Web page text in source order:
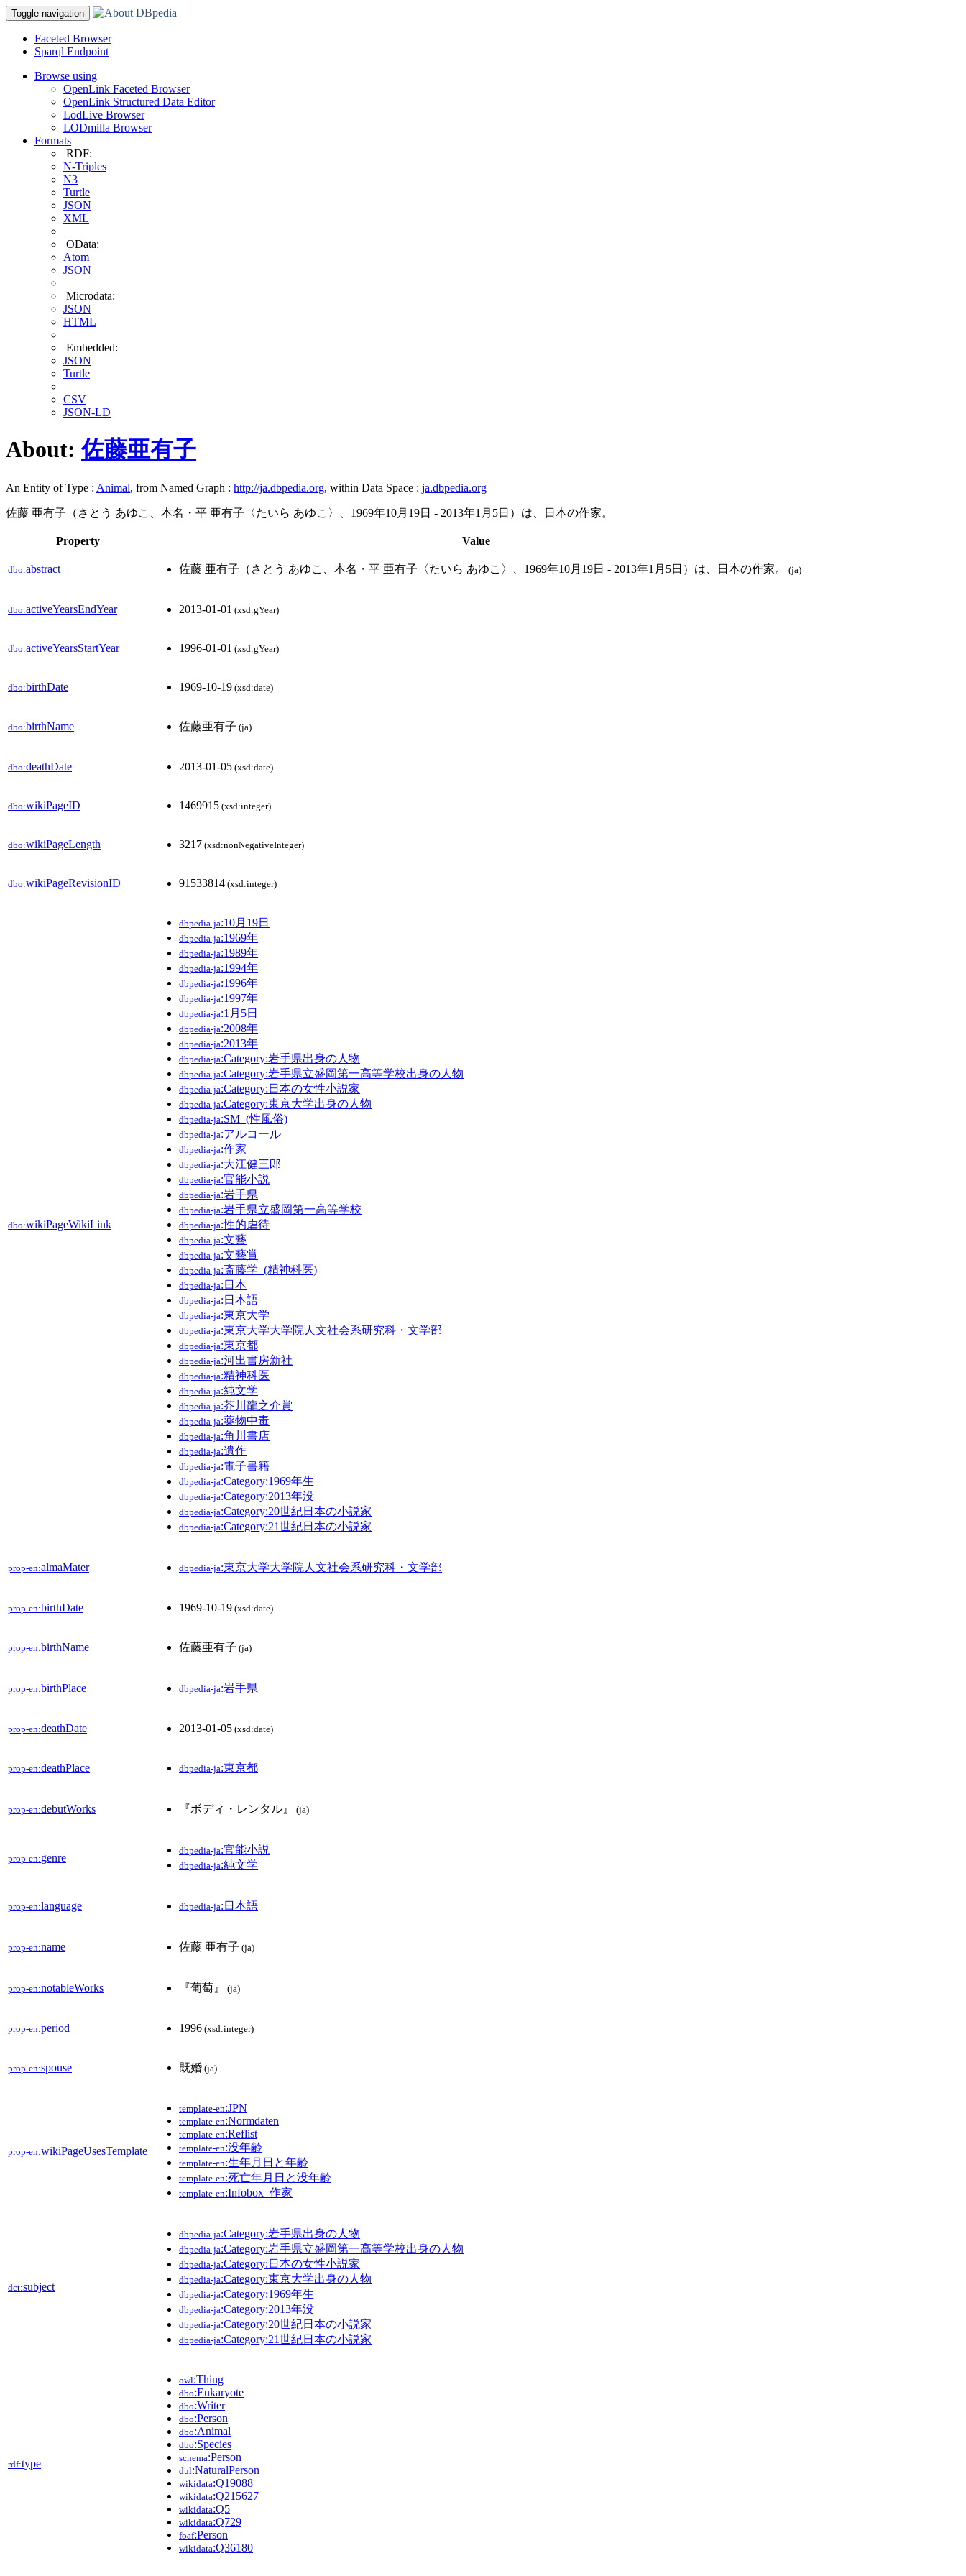
Toggle navigation
Faceted Browser
Sparql Endpoint
Browse using
OpenLink Faceted Browser
OpenLink Structured Data Editor
LodLive Browser
LODmilla Browser
Formats
RDF:
N-Triples
N3
Turtle
JSON
XML
OData:
Atom
JSON
Microdata:
JSON
HTML
Embedded:
JSON
Turtle
CSV
JSON-LD
About:佐藤亜有子
An Entity of Type : Animal, from Named Graph : http://ja.dbpedia.org, within Data Space : ja.dbpedia.org
佐藤 亜有子（さとう あゆこ、本名・平 亜有子〈たいら あゆこ〉、1969年10月19日 - 2013年1月5日）は、日本の作家。
Property Value
dbo:abstract 佐藤 亜有子（さとう あゆこ、本名・平 亜有子〈たいら あゆこ〉、1969年10月19日 - 2013年1月5日）は、日本の作家。 (ja)
dbo:activeYearsEndYear 2013-01-01 (xsd:gYear)
dbo:activeYearsStartYear 1996-01-01 (xsd:gYear)
dbo:birthDate 1969-10-19 (xsd:date)
dbo:birthName 佐藤亜有子 (ja)
dbo:deathDate 2013-01-05 (xsd:date)
dbo:wikiPageID 1469915 (xsd:integer)
dbo:wikiPageLength 3217 (xsd:nonNegativeInteger)
dbo:wikiPageRevisionID 91533814 (xsd:integer)
dbo:wikiPageWikiLink
dbpedia-ja:10月19日
dbpedia-ja:1969年
dbpedia-ja:1989年
dbpedia-ja:1994年
dbpedia-ja:1996年
dbpedia-ja:1997年
dbpedia-ja:1月5日
dbpedia-ja:2008年
dbpedia-ja:2013年
dbpedia-ja:Category:岩手県出身の人物
dbpedia-ja:Category:岩手県立盛岡第一高等学校出身の人物
dbpedia-ja:Category:日本の女性小説家
dbpedia-ja:Category:東京大学出身の人物
dbpedia-ja:SM_(性風俗)
dbpedia-ja:アルコール
dbpedia-ja:作家
dbpedia-ja:大江健三郎
dbpedia-ja:官能小説
dbpedia-ja:岩手県
dbpedia-ja:岩手県立盛岡第一高等学校
dbpedia-ja:性的虐待
dbpedia-ja:文藝
dbpedia-ja:文藝賞
dbpedia-ja:斎藤学_(精神科医)
dbpedia-ja:日本
dbpedia-ja:日本語
dbpedia-ja:東京大学
dbpedia-ja:東京大学大学院人文社会系研究科・文学部
dbpedia-ja:東京都
dbpedia-ja:河出書房新社
dbpedia-ja:精神科医
dbpedia-ja:純文学
dbpedia-ja:芥川龍之介賞
dbpedia-ja:薬物中毒
dbpedia-ja:角川書店
dbpedia-ja:遺作
dbpedia-ja:電子書籍
dbpedia-ja:Category:1969年生
dbpedia-ja:Category:2013年没
dbpedia-ja:Category:20世紀日本の小説家
dbpedia-ja:Category:21世紀日本の小説家
prop-en:almaMater dbpedia-ja:東京大学大学院人文社会系研究科・文学部
prop-en:birthDate 1969-10-19 (xsd:date)
prop-en:birthName 佐藤亜有子 (ja)
prop-en:birthPlace dbpedia-ja:岩手県
prop-en:deathDate 2013-01-05 (xsd:date)
prop-en:deathPlace dbpedia-ja:東京都
prop-en:debutWorks 『ボディ・レンタル』 (ja)
prop-en:genre
dbpedia-ja:官能小説
dbpedia-ja:純文学
prop-en:language dbpedia-ja:日本語
prop-en:name 佐藤 亜有子 (ja)
prop-en:notableWorks 『葡萄』 (ja)
prop-en:period 1996 (xsd:integer)
prop-en:spouse 既婚 (ja)
prop-en:wikiPageUsesTemplate
template-en:JPN
template-en:Normdaten
template-en:Reflist
template-en:没年齢
template-en:生年月日と年齢
template-en:死亡年月日と没年齢
template-en:Infobox_作家
dct:subject
dbpedia-ja:Category:岩手県出身の人物
dbpedia-ja:Category:岩手県立盛岡第一高等学校出身の人物
dbpedia-ja:Category:日本の女性小説家
dbpedia-ja:Category:東京大学出身の人物
dbpedia-ja:Category:1969年生
dbpedia-ja:Category:2013年没
dbpedia-ja:Category:20世紀日本の小説家
dbpedia-ja:Category:21世紀日本の小説家
rdf:type
owl:Thing
dbo:Eukaryote
dbo:Writer
dbo:Person
dbo:Animal
dbo:Species
schema:Person
dul:NaturalPerson
wikidata:Q19088
wikidata:Q215627
wikidata:Q5
wikidata:Q729
foaf:Person
wikidata:Q36180